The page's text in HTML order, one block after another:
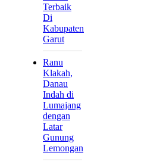
Terbaik
Di
Kabupaten
Garut
Ranu
Klakah,
Danau
Indah di
Lumajang
dengan
Latar
Gunung
Lemongan